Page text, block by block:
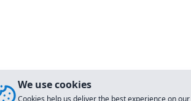
We use cookies
Cookies help us deliver the best experience on